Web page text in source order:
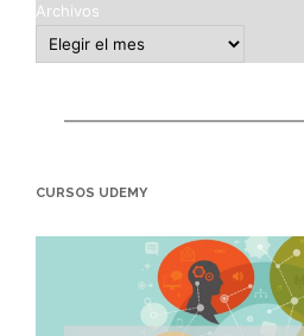
Archivos
CURSOS UDEMY